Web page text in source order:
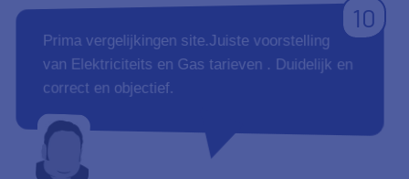
10
Prima vergelijkingen site.Juiste voorstelling
van Elektriciteits en Gas tarieven . Duidelijk en
correct en objectief.